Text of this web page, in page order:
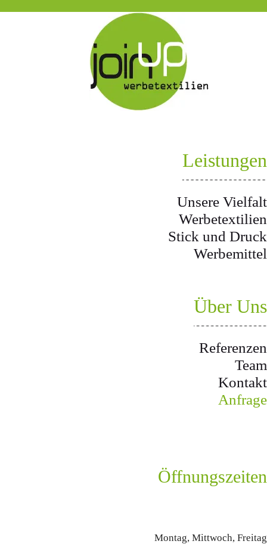
Leistungen
Unsere Vielfalt
Werbetextilien
Stick und Druck
Werbemittel
Über Uns
Referenzen
Team
Kontakt
Anfrage
Öffnungszeiten
Montag, Mittwoch, Freitag